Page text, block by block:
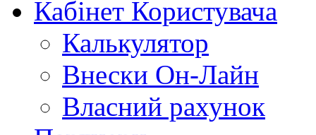
Кабінет Користувача
Калькулятор
Внески Он-Лайн
Власний рахунок